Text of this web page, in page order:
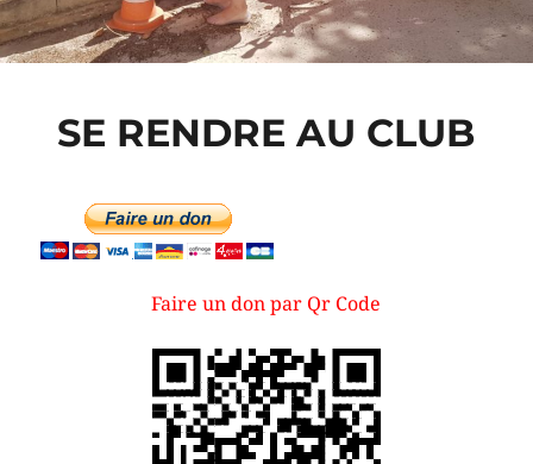
SE RENDRE AU CLUB
Faire un don par Qr Code